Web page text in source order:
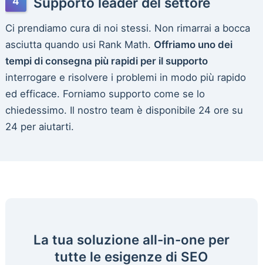
Ci prendiamo cura di noi stessi. Non rimarrai a bocca
asciutta quando usi Rank Math. Offriamo uno dei
tempi di consegna più rapidi per il supporto
interrogare e risolvere i problemi in modo più rapido
ed efficace. Forniamo supporto come se lo
chiedessimo. Il nostro team è disponibile 24 ore su
24 per aiutarti.
La tua soluzione all-in-one per
tutte le esigenze di SEO